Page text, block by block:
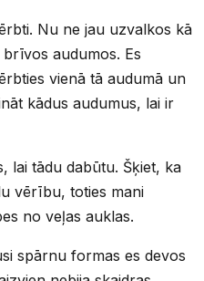
Nu ne jau uzvalkos kā
audumos. Es
vienā tā audumā un
kādus audumus, lai ir
lai tādu dabūtu. Šķiet, ka
vērību, toties mani
no veļas auklas.
spārnu formas es devos